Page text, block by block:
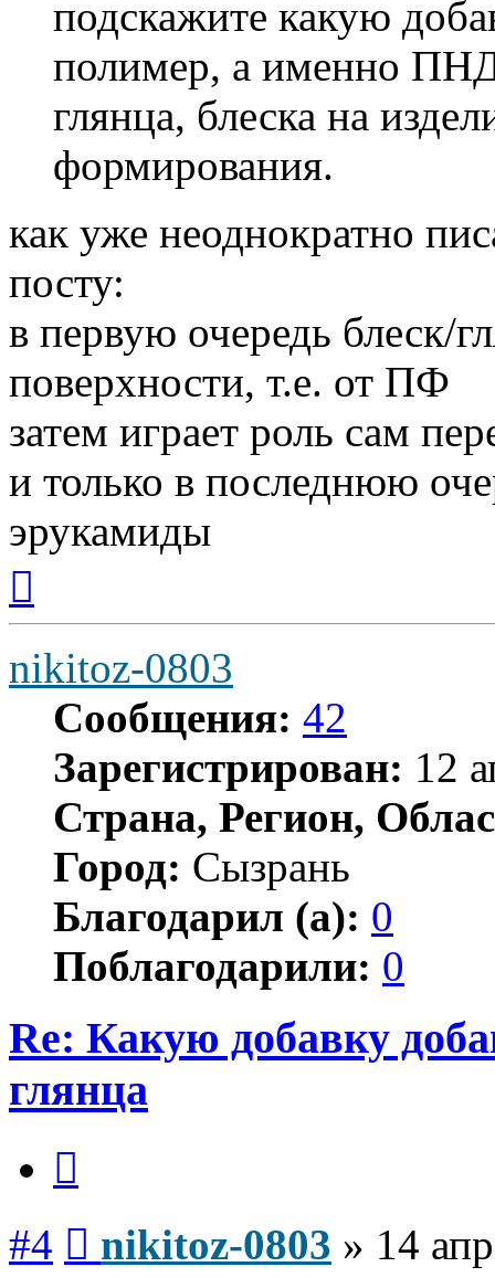
подскажите какую
полимер, а именно
глянца, блеска на
формирования.
как уже неоднократно
посту:
в первую очередь блеск/
поверхности, т.е. от ПФ
затем играет роль сам
и только в последнюю
эрукамиды
началу
nikitoz-0803
Сообщения: 42
Зарегистрирован: 12
Страна, Регион,
Город: Сызрань
Благодарил (а): 0
Поблагодарили: 0
Re: Какую добавку
глянца
#4 nikitoz-0803 » 14